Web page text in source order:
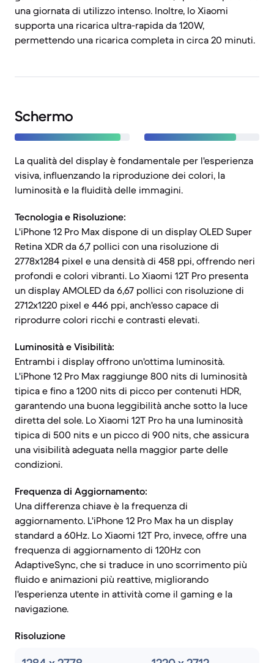
una giornata di utilizzo intenso. Inoltre, lo Xiaomi
supporta una ricarica ultra-rapida da 120W,
permettendo una ricarica completa in circa 20 minuti.
Schermo
La qualità del display è fondamentale per l'esperienza
visiva, influenzando la riproduzione dei colori, la
luminosità e la fluidità delle immagini.
Tecnologia e Risoluzione:
L'iPhone 12 Pro Max dispone di un display OLED Super
Retina XDR da 6,7 pollici con una risoluzione di
2778x1284 pixel e una densità di 458 ppi, offrendo neri
profondi e colori vibranti. Lo Xiaomi 12T Pro presenta
un display AMOLED da 6,67 pollici con risoluzione di
2712x1220 pixel e 446 ppi, anch'esso capace di
riprodurre colori ricchi e contrasti elevati.
Luminosità e Visibilità:
Entrambi i display offrono un'ottima luminosità.
L'iPhone 12 Pro Max raggiunge 800 nits di luminosità
tipica e fino a 1200 nits di picco per contenuti HDR,
garantendo una buona leggibilità anche sotto la luce
diretta del sole. Lo Xiaomi 12T Pro ha una luminosità
tipica di 500 nits e un picco di 900 nits, che assicura
una visibilità adeguata nella maggior parte delle
condizioni.
Frequenza di Aggiornamento:
Una differenza chiave è la frequenza di
aggiornamento. L'iPhone 12 Pro Max ha un display
standard a 60Hz. Lo Xiaomi 12T Pro, invece, offre una
frequenza di aggiornamento di 120Hz con
AdaptiveSync, che si traduce in uno scorrimento più
fluido e animazioni più reattive, migliorando
l'esperienza utente in attività come il gaming e la
navigazione.
Risoluzione